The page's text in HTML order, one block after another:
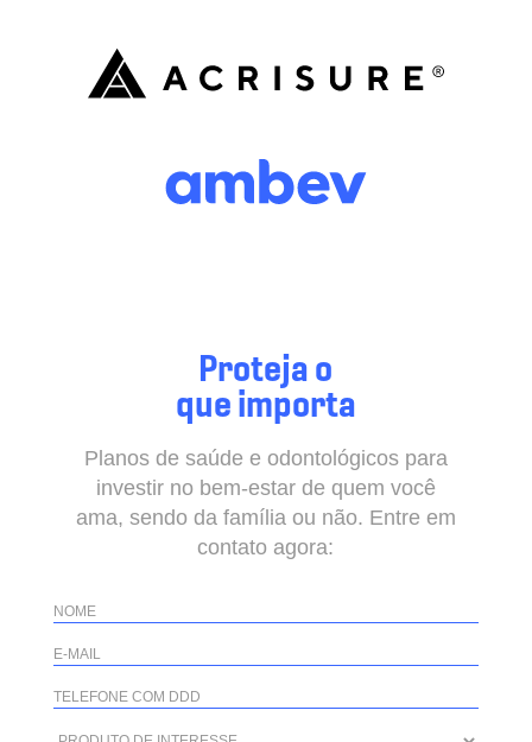
Proteja o
que importa
Planos de saúde e odontológicos para
investir no bem-estar de quem você
ama, sendo da família ou não. Entre em
contato agora: